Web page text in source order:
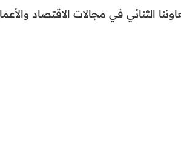
الثنائي في مجالات الاقتصاد